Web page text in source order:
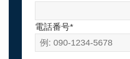
電話番号*